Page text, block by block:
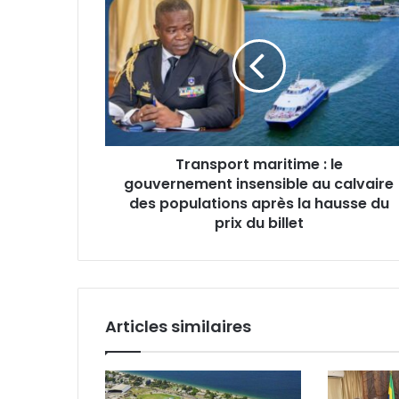
maritime
le
gouvernement
insensible
au
calvaire
des
après
Transport maritime : le
gouvernement insensible au calvaire
des populations après la hausse du
prix du billet
Articles similaires